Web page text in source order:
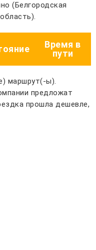
(Белгородская
Время в
пути
маршрут(-ы).
предложат
прошла дешевле,